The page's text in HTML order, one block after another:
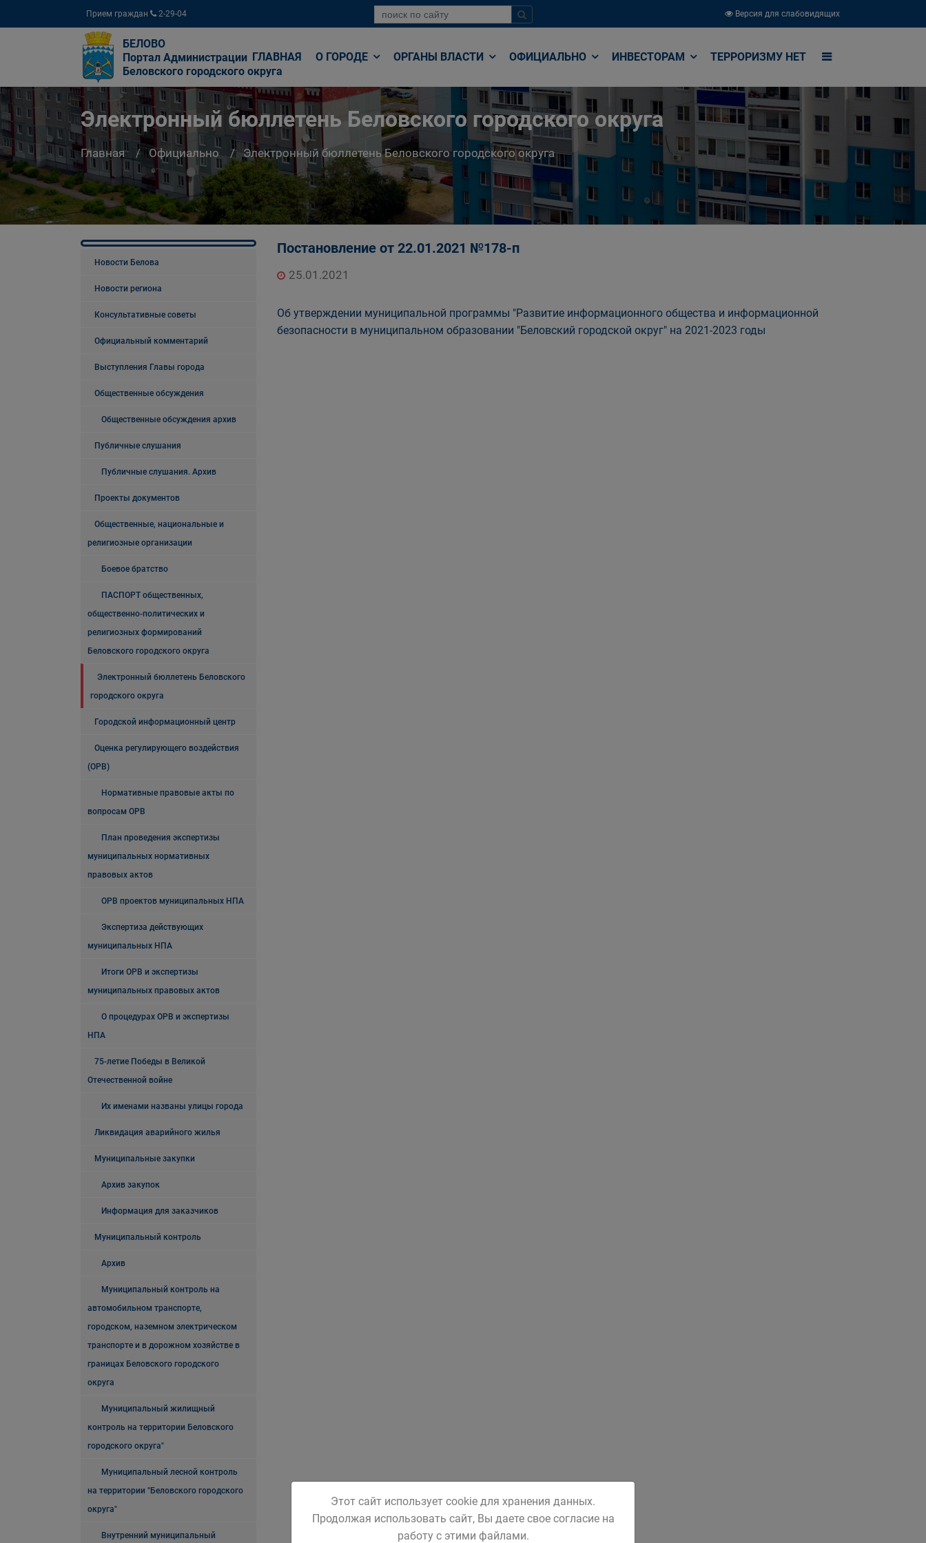
Прием граждан 2-29-04 Версия для слабовидящих
БЕЛОВО
Портал Администрации
Беловского городского округа
ГЛАВНАЯ О ГОРОДЕ ОРГАНЫ ВЛАСТИ ОФИЦИАЛЬНО ИНВЕСТОРАМ ТЕРРОРИЗМУ НЕТ
Электронный бюллетень Беловского городского округа
Главная Официально Электронный бюллетень Беловского городского округа
Новости Белова
Новости региона
Консультативные советы
Официальный комментарий
Выступления Главы города
Общественные обсуждения
Общественные обсуждения архив
Публичные слушания
Публичные слушания. Архив
Проекты документов
Общественные, национальные и
религиозные организации
Боевое братство
ПАСПОРТ общественных,
общественно-политических и
религиозных формирований
Беловского городского округа
Электронный бюллетень Беловского
городского округа
Городской информационный центр
Оценка регулирующего воздействия
(ОРВ)
Нормативные правовые акты по
вопросам ОРВ
План проведения экспертизы
муниципальных нормативных
правовых актов
ОРВ проектов муниципальных НПА
Экспертиза действующих
муниципальных НПА
Итоги ОРВ и экспертизы
муниципальных правовых актов
О процедурах ОРВ и экспертизы
НПА
75-летие Победы в Великой
Отечественной войне
Их именами названы улицы города
Ликвидация аварийного жилья
Муниципальные закупки
Архив закупок
Информация для заказчиков
Муниципальный контроль
Архив
Муниципальный контроль на
автомобильном транспорте,
городском, наземном электрическом
транспорте и в дорожном хозяйстве в
границах Беловского городского
округа
Муниципальный жилищный
контроль на территории Беловского
городского округа"
Муниципальный лесной контроль
на территории "Беловского городского
округа"
Внутренний муниципальный
Постановление от 22.01.2021 №178-п
25.01.2021
Об утверждении муниципальной программы "Развитие информационного общества и информационной
безопасности в муниципальном образовании "Беловский городской округ" на 2021-2023 годы
Этот сайт использует cookie для хранения данных.
Продолжая использовать сайт, Вы даете свое согласие на
работу с этими файлами.